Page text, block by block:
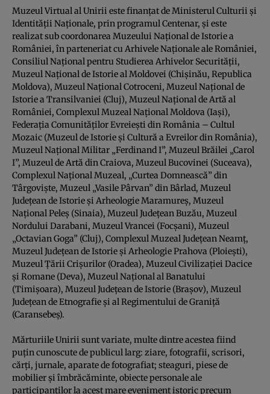
Muzeul Virtual al Unirii este finanţat de Ministerul Culturii şi
Identităţii Naţionale, prin programul Centenar, şi este
realizat sub coordonarea Muzeului Naţional de Istorie a
României, în parteneriat cu Arhivele Naţionale ale României,
Consiliul Naţional pentru Studierea Arhivelor Securităţii,
Muzeul Naţional de Istorie al Moldovei (Chişinău, Republica
Moldova), Muzeul Naţional Cotroceni, Muzeul Naţional de
Istorie a Transilvaniei (Cluj), Muzeul Naţional de Artă al
României, Complexul Muzeal Naţional Moldova (Iaşi),
Federaţia Comunităţilor Evreieşti din România – Cultul
Mozaic (Muzeul de Istorie şi Cultură a Evreilor din România),
Muzeul Naţional Militar „Ferdinand I”, Muzeul Brăilei „Carol
I”, Muzeul de Artă din Craiova, Muzeul Bucovinei (Suceava),
Complexul Naţional Muzeal, „Curtea Domnească” din
Târgovişte, Muzeul „Vasile Pârvan” din Bârlad, Muzeul
Judeţean de Istorie şi Arheologie Maramureş, Muzeul
Naţional Peleş (Sinaia), Muzeul Judeţean Buzău, Muzeul
Nordului Darabani, Muzeul Vrancei (Focşani), Muzeul
„Octavian Goga” (Cluj), Complexul Muzeal Judeţean Neamţ,
Muzeul Judeţean de Istorie şi Arheologie Prahova (Ploieşti),
Muzeul Ţării Crişurilor (Oradea), Muzeul Civilizaţiei Dacice
şi Romane (Deva), Muzeul Naţional al Banatului
(Timişoara), Muzeul Judeţean de Istorie (Braşov), Muzeul
Judeţean de Etnografie şi al Regimentului de Graniţă
(Caransebeş).
Mărturiile Unirii sunt variate, multe dintre acestea fiind
puţin cunoscute de publicul larg: ziare, fotografii, scrisori,
cărţi, jurnale, aparate de fotografiat; steaguri, piese de
mobilier şi îmbrăcăminte, obiecte personale ale
participanţilor la acest mare eveniment istoric precum